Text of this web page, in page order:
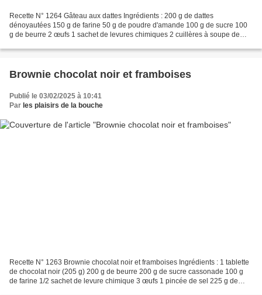
Recette N° 1264 Gâteau aux dattes Ingrédients : 200 g de dattes
dénoyautées 150 g de farine 50 g de poudre d'amande 100 g de sucre 100
g de beurre 2 œufs 1 sachet de levures chimiques 2 cuillères à soupe de
Brownie chocolat noir et framboises
Publié le 03/02/2025 à 10:41
Par les plaisirs de la bouche
Recette N° 1263 Brownie chocolat noir et framboises Ingrédients : 1 tablette
de chocolat noir (205 g) 200 g de beurre 200 g de sucre cassonade 100 g
de farine 1/2 sachet de levure chimique 3 œufs 1 pincée de sel 225 g de